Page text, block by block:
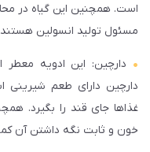
است. همچنین این گیاه در
مسئول تولید انسولین
دارچین: این ادویه
دارچین دارای طعم
غذاها جای قند را بگیرد.
خون و ثابت نگه داشتن آن